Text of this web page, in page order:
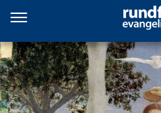
zum
Inhalt
Sich